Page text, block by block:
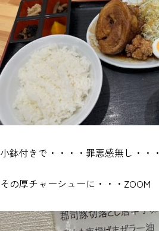
小鉢付きで・・・・罪悪感無し・・・
その厚チャーシューに・・・ZOOM